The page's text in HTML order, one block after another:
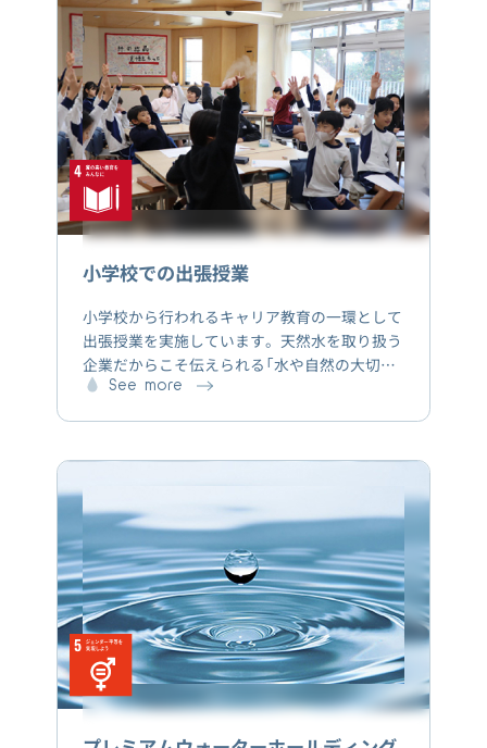
小学校での出張授業
小学校から行われるキャリア教育の一環として
出張授業を実施しています。天然水を取り扱う
企業だからこそ伝えられる「水や自然の大切さ」
と「日本の天然水という価値ある資源を未来に
きます。具体例：・2021年2月19日（金）開催
名・2025年11月28日（金）開催 湘南学園小学
校 小学4年生約90名を対象に実施。
See more